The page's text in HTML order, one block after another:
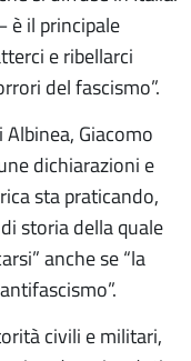
è il principale
e ribellarci
del fascismo”.
Giacomo
dichiarazioni e
sta praticando,
storia della quale
anche se “la
civili e militari,